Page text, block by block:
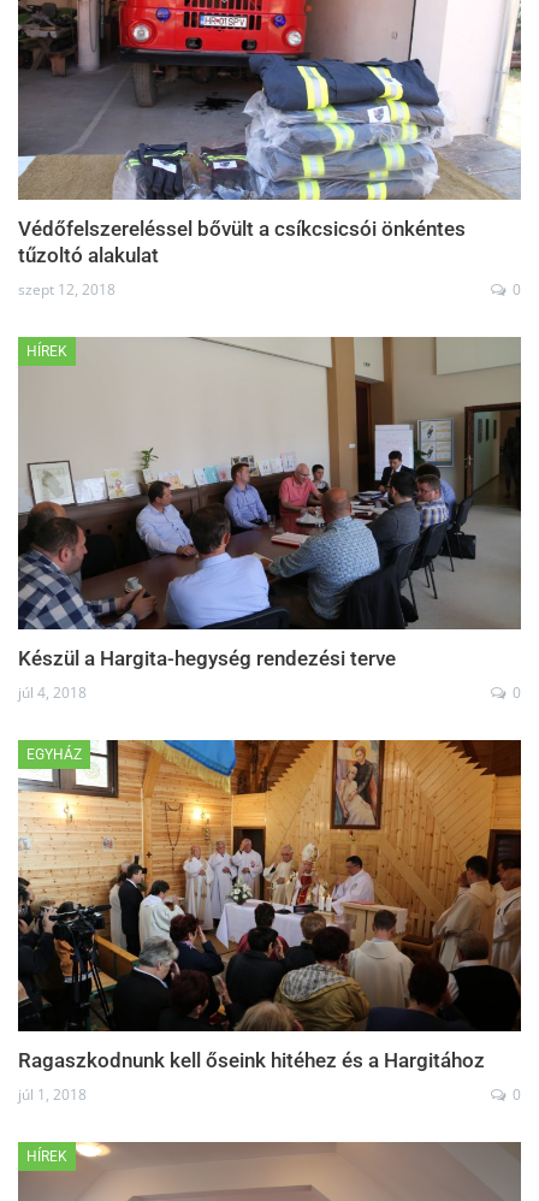
Védőfelszereléssel bővült a csíkcsicsói önkéntes
tűzoltó alakulat
szept 12, 2018 0
HÍREK
Készül a Hargita-hegység rendezési terve
júl 4, 2018 0
EGYHÁZ
Ragaszkodnunk kell őseink hitéhez és a Hargitához
júl 1, 2018 0
HÍREK